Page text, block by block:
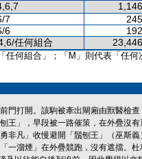
7
6
任何組合
任何組合」；「M」則代表「任何
門打開。該駒被牽出閘廂由獸醫檢
王」，早段被一路催策，在外疊沒
非凡」收慢避開「鬚刨王」（巫斯
一溜煙」在外疊競跑，沒有遮擋。